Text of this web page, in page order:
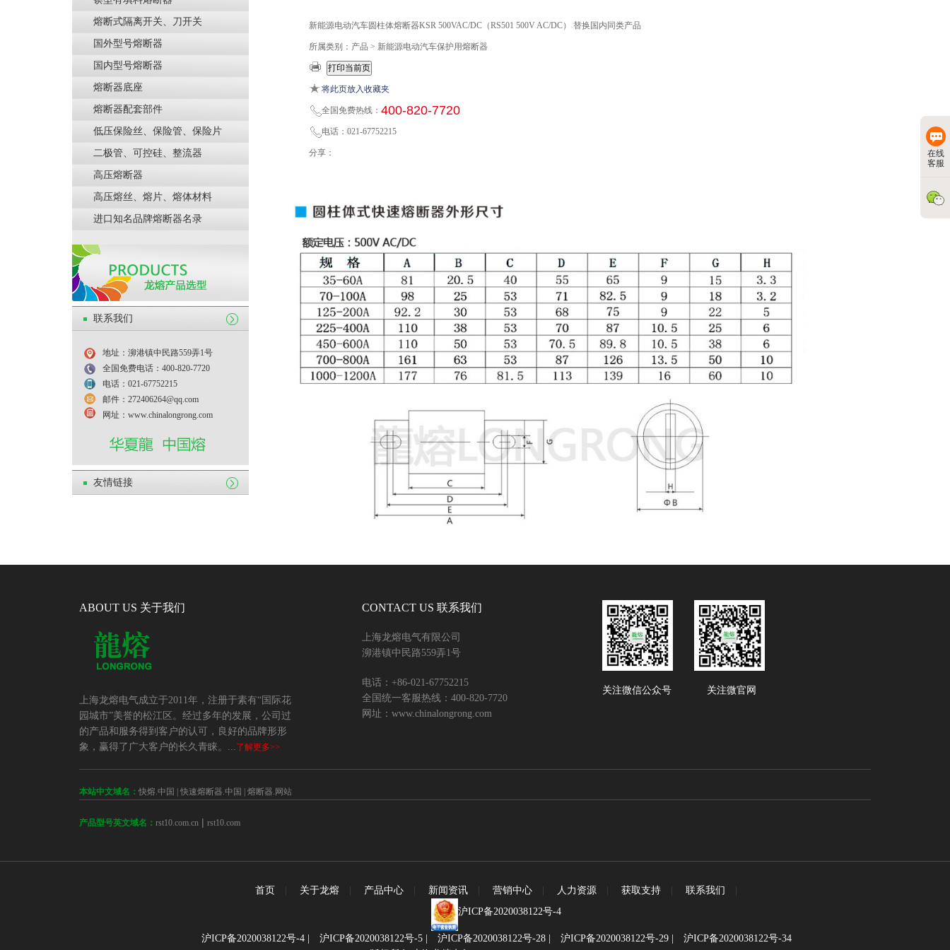
在线
客服
熔断式隔离开关、刀开关
国外型号熔断器
国内型号熔断器
熔断器底座
熔断器配套部件
低压保险丝、保险管、保险片
二极管、可控硅、整流器
高压熔断器
高压熔丝、熔片、熔体材料
进口知名品牌熔断器名录
联系我们
地址：泖港镇中民路559弄1号
全国免费电话：400-820-7720
电话：021-67752215
邮件：272406264@qq.com
网址：www.chinalongrong.com
友情链接
新能源电动汽车圆柱体熔断器KSR 500VAC/DC（RS501 500V AC/DC） 替换国内同类产品
所属类别：产品 > 新能源电动汽车保护用熔断器
将此页放入收藏夹
全国免费热线： 400-820-7720
电话：021-67752215
分享：
ABOUT US 关于我们
上海龙熔电气成立于2011年，注册于素有“国际花
园城市”美誉的松江区。经过多年的发展，公司过
的产品和服务得到客户的认可，良好的品牌形形
象，赢得了广大客户的长久青睐。...
了解更多>>
CONTACT US 联系我们
上海龙熔电气有限公司
泖港镇中民路559弄1号
电话：+86-021-67752215
全国统一客服热线：400-820-7720
网址：www.chinalongrong.com
关注微信公众号 关注微官网
本站中文域名： 快熔.中国 | 快速熔断器.中国 | 熔断器.网站
产品型号英文域名： rst10.com.cn | rst10.com
首页 | 关于龙熔 | 产品中心 | 新闻资讯 | 营销中心 | 人力资源 | 获取支持 | 联系我们 |
沪ICP备2020038122号-4
沪ICP备2020038122号-4| 沪ICP备2020038122号-5| 沪ICP备2020038122号-28| 沪ICP备2020038122号-29| 沪ICP备2020038122号-34